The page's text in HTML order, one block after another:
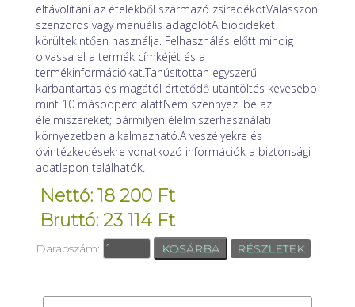
eltávolítani az ételekből származó zsiradékotVálasszon
szenzoros vagy manuális adagolótA biocideket
körültekintően használja. Felhasználás előtt mindig
olvassa el a termék címkéjét és a
termékinformációkat.Tanúsítottan egyszerű
karbantartás és magától értetődő utántöltés kevesebb
mint 10 másodperc alattNem szennyezi be az
élelmiszereket; bármilyen élelmiszerhasználati
környezetben alkalmazható.A veszélyekre és
óvintézkedésekre vonatkozó információk a biztonsági
adatlapon találhatók.
Nettó: 18 200 Ft
Bruttó: 23 114 Ft
Darabszám: RÉSZLETEK